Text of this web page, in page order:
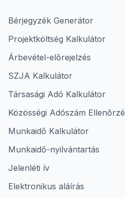
Bérjegyzék Generátor
Projektköltség Kalkulátor
Árbevétel-előrejelzés
SZJA Kalkulátor
Társasági Adó Kalkulátor
Közösségi Adószám
Munkaidő Kalkulátor
Munkaidő-nyilvántartás
Jelenléti ív
Elektronikus aláírás